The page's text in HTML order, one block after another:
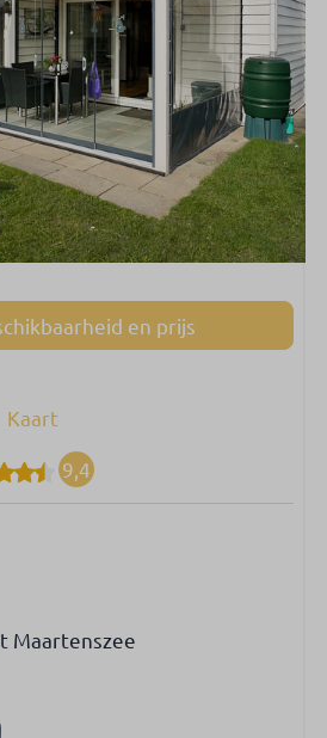
en prijs
Kaart
9,4
Maartenszee